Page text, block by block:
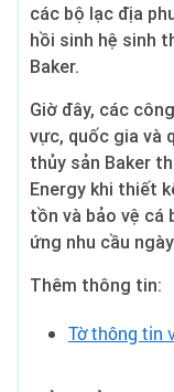
các bộ lạc địa
hồi sinh hệ sinh
Baker.
Giờ đây, các
vực, quốc gia và
thủy sản Baker
Energy khi thiết
tồn và bảo vệ cá
ứng nhu cầu
Thêm thông tin:
Tờ thông tin